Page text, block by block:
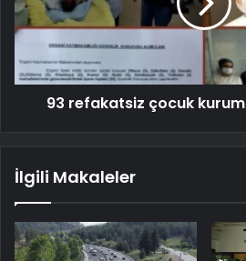
93 refakatsiz çocuk kurum
İlgili Makaleler